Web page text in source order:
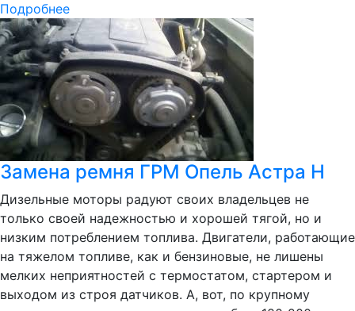
Подробнее
Замена ремня ГРМ Опель Астра Н
Дизельные моторы радуют своих владельцев не
только своей надежностью и хорошей тягой, но и
низким потреблением топлива. Двигатели, работающие
на тяжелом топливе, как и бензиновые, не лишены
мелких неприятностей с термостатом, стартером и
выходом из строя датчиков. А, вот, по крупному